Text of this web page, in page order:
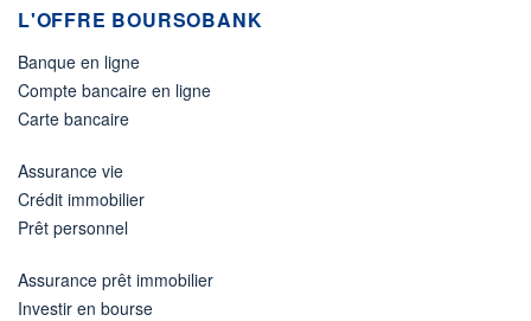
L'OFFRE BOURSOBANK
Banque en ligne
Compte bancaire en ligne
Carte bancaire
Assurance vie
Crédit immobilier
Prêt personnel
Assurance prêt immobilier
Investir en bourse